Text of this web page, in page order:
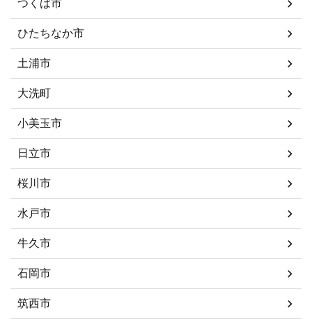
つくば市
ひたちなか市
土浦市
大洗町
小美玉市
日立市
桜川市
水戸市
牛久市
石岡市
筑西市